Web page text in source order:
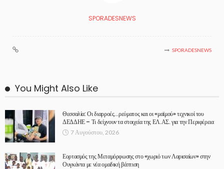
SPORADESNEWS
SPORADESNEWS
You Might Also Like
Θεσσαλία: Οι διαρροές…ρεύματος και οι «μαϊμού» τεχνικοί του
ΔΕΔΔΗΕ – Τι δείχνουν τα στοιχεία της ΕΛ.ΑΣ. για την Περιφέρεια
7 Αυγούστου, 2026
Εορτασμός της Μεταμόρφωσης στο «χωριό των Λαρισαίων» στην
Ουγκάντα με νέα ομαδική βάπτιση